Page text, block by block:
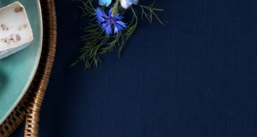
לְהַנְגָּשָׁת
אָתָרִים".
הַמְּסַיַּעַת
לִנְגִישׁוּת
הָאֲתָר.
לִפְתִיחַת
תַּפְרִיט
הֵנְּגִישׁוּת
לְחַץ
ALT+0